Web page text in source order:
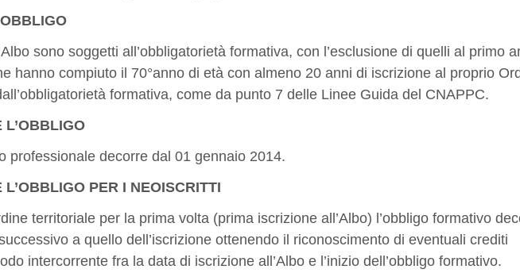
sono soggetti all’obbligatorietà formativa, con l’esclusione di quelli al primo
hanno compiuto il 70°anno di età con almeno 20 anni di iscrizione al proprio
formativa, come da punto 7 delle Linee Guida del CNAPPC.
L’OBBLIGO
professionale decorre dal 01 gennaio 2014.
PER I NEOISCRITTI
territoriale per la prima volta (prima iscrizione all’Albo) l’obbligo formativo
a quello dell’iscrizione ottenendo il riconoscimento di eventuali crediti
intercorrente fra la data di iscrizione all’Albo e l’inizio dell’obbligo formativo.